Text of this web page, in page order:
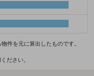
件を元に算出したものです。
ださい。